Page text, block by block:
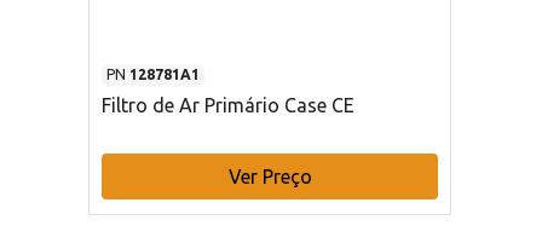
PN 128781A1
Filtro de Ar Primário Case CE
Ver Preço